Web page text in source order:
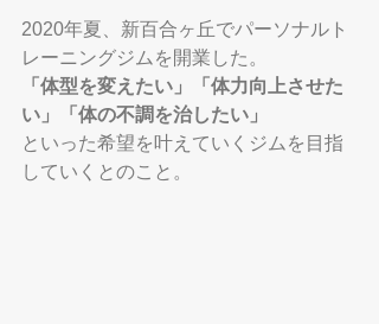
2020年夏、新百合ヶ丘でパーソナルト
レーニングジムを開業した。
「体型を変えたい」「体力向上させた
い」「体の不調を治したい」
といった希望を叶えていくジムを目指
していくとのこと。